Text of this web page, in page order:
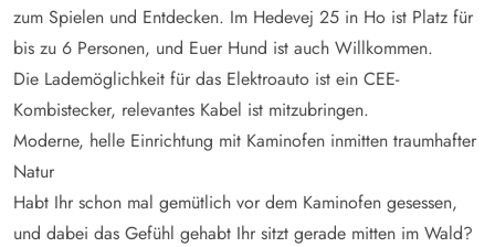
zum Spielen und Entdecken. Im Hedevej 25 in Ho ist Platz für
bis zu 6 Personen, und Euer Hund ist auch Willkommen.
Die Lademöglichkeit für das Elektroauto ist ein CEE-
Kombistecker, relevantes Kabel ist mitzubringen.
Moderne, helle Einrichtung mit Kaminofen inmitten traumhafter
Natur
Habt Ihr schon mal gemütlich vor dem Kaminofen gesessen,
und dabei das Gefühl gehabt Ihr sitzt gerade mitten im Wald?